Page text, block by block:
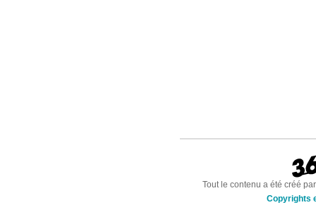
Tout le contenu a été créé
Copyrights